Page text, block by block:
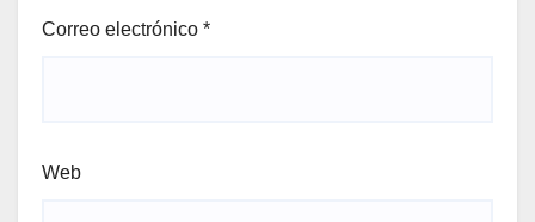
Correo electrónico *
Web